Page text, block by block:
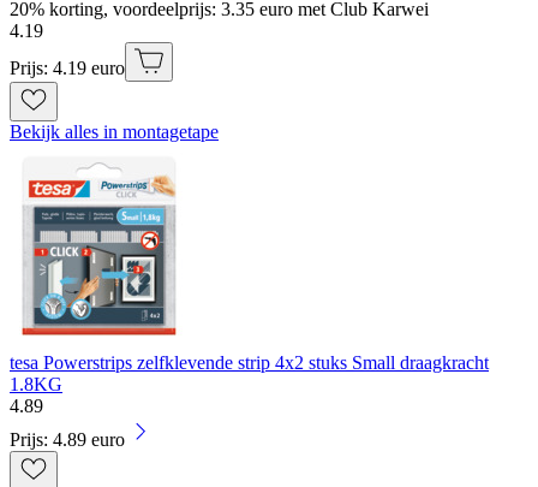
20% korting, voordeelprijs: 3.35 euro met Club Karwei
4.19
Prijs: 4.19 euro
Bekijk alles in montagetape
tesa Powerstrips zelfklevende strip 4x2 stuks Small draagkracht
1.8KG
4.89
Prijs: 4.89 euro